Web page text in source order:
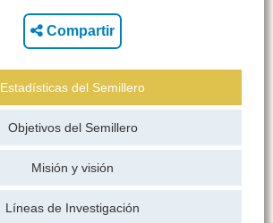
Compartir
Estadísticas del Semillero
Objetivos del Semillero
Misión y visión
Líneas de Investigación